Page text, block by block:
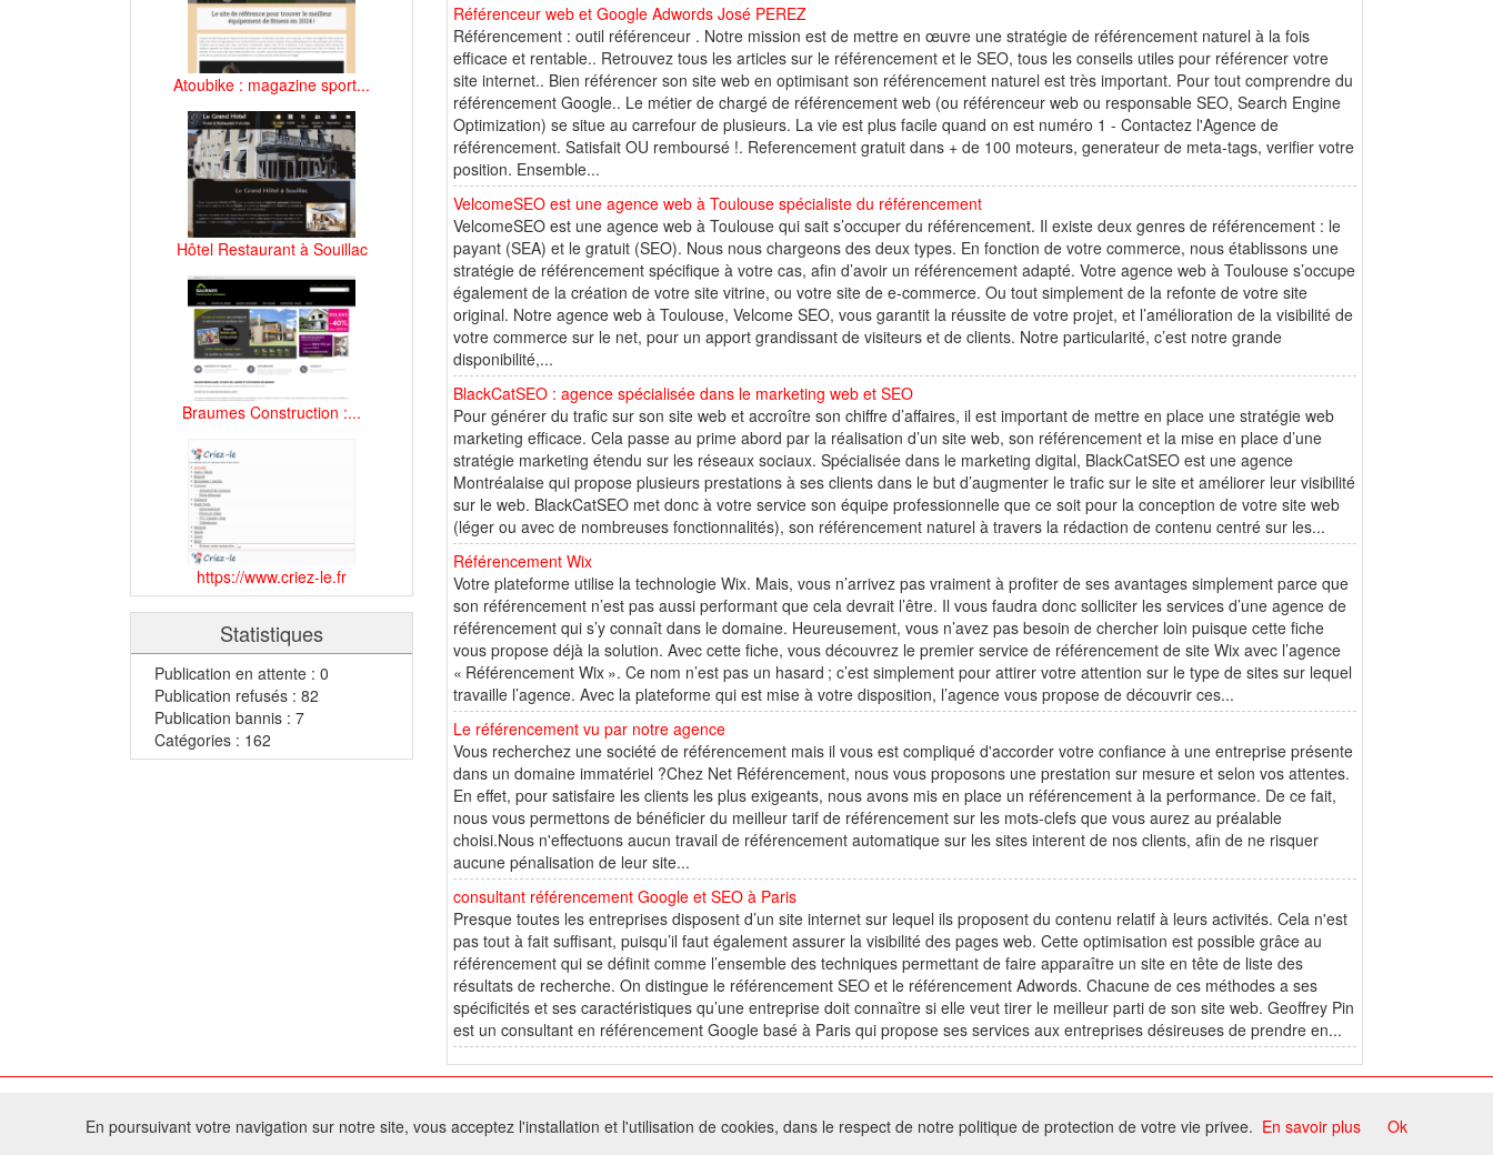
Atoubike : magazine sport...
Hôtel Restaurant à Souillac
Braumes Construction :...
https://www.criez-le.fr
Statistiques
Publication en attente : 0
Publication refusés : 82
Publication bannis : 7
Catégories : 162
Référenceur web et Google Adwords José PEREZ
Référencement : outil référenceur . Notre mission est de mettre en œuvre une stratégie de référencement naturel à la fois
efficace et rentable.. Retrouvez tous les articles sur le référencement et le SEO, tous les conseils utiles pour référencer votre
site internet.. Bien référencer son site web en optimisant son référencement naturel est très important. Pour tout comprendre du
référencement Google.. Le métier de chargé de référencement web (ou référenceur web ou responsable SEO, Search Engine
Optimization) se situe au carrefour de plusieurs. La vie est plus facile quand on est numéro 1 - Contactez l'Agence de
référencement. Satisfait OU remboursé !. Referencement gratuit dans + de 100 moteurs, generateur de meta-tags, verifier votre
position. Ensemble...
VelcomeSEO est une agence web à Toulouse spécialiste du référencement
VelcomeSEO est une agence web à Toulouse qui sait s’occuper du référencement. Il existe deux genres de référencement : le
payant (SEA) et le gratuit (SEO). Nous nous chargeons des deux types. En fonction de votre commerce, nous établissons une
stratégie de référencement spécifique à votre cas, afin d’avoir un référencement adapté. Votre agence web à Toulouse s’occupe
également de la création de votre site vitrine, ou votre site de e-commerce. Ou tout simplement de la refonte de votre site
original. Notre agence web à Toulouse, Velcome SEO, vous garantit la réussite de votre projet, et l’amélioration de la visibilité de
votre commerce sur le net, pour un apport grandissant de visiteurs et de clients. Notre particularité, c’est notre grande
disponibilité,...
BlackCatSEO : agence spécialisée dans le marketing web et SEO
Pour générer du trafic sur son site web et accroître son chiffre d’affaires, il est important de mettre en place une stratégie web
marketing efficace. Cela passe au prime abord par la réalisation d’un site web, son référencement et la mise en place d’une
stratégie marketing étendu sur les réseaux sociaux. Spécialisée dans le marketing digital, BlackCatSEO est une agence
Montréalaise qui propose plusieurs prestations à ses clients dans le but d’augmenter le trafic sur le site et améliorer leur visibilité
sur le web. BlackCatSEO met donc à votre service son équipe professionnelle que ce soit pour la conception de votre site web
(léger ou avec de nombreuses fonctionnalités), son référencement naturel à travers la rédaction de contenu centré sur les...
Référencement Wix
Votre plateforme utilise la technologie Wix. Mais, vous n’arrivez pas vraiment à profiter de ses avantages simplement parce que
son référencement n’est pas aussi performant que cela devrait l’être. Il vous faudra donc solliciter les services d’une agence de
référencement qui s’y connaît dans le domaine. Heureusement, vous n’avez pas besoin de chercher loin puisque cette fiche
vous propose déjà la solution. Avec cette fiche, vous découvrez le premier service de référencement de site Wix avec l’agence
« Référencement Wix ». Ce nom n’est pas un hasard ; c’est simplement pour attirer votre attention sur le type de sites sur lequel
travaille l’agence. Avec la plateforme qui est mise à votre disposition, l’agence vous propose de découvrir ces...
Le référencement vu par notre agence
Vous recherchez une société de référencement mais il vous est compliqué d'accorder votre confiance à une entreprise présente
dans un domaine immatériel ?Chez Net Référencement, nous vous proposons une prestation sur mesure et selon vos attentes.
En effet, pour satisfaire les clients les plus exigeants, nous avons mis en place un référencement à la performance. De ce fait,
nous vous permettons de bénéficier du meilleur tarif de référencement sur les mots-clefs que vous aurez au préalable
choisi.Nous n'effectuons aucun travail de référencement automatique sur les sites interent de nos clients, afin de ne risquer
aucune pénalisation de leur site...
consultant référencement Google et SEO à Paris
Presque toutes les entreprises disposent d’un site internet sur lequel ils proposent du contenu relatif à leurs activités. Cela n'est
pas tout à fait suffisant, puisqu’il faut également assurer la visibilité des pages web. Cette optimisation est possible grâce au
référencement qui se définit comme l’ensemble des techniques permettant de faire apparaître un site en tête de liste des
résultats de recherche. On distingue le référencement SEO et le référencement Adwords. Chacune de ces méthodes a ses
spécificités et ses caractéristiques qu’une entreprise doit connaître si elle veut tirer le meilleur parti de son site web. Geoffrey Pin
est un consultant en référencement Google basé à Paris qui propose ses services aux entreprises désireuses de prendre en...
Tous droits réservés - Toute reproduction du contenu de ce site, même partielle, est interdite sans accord du propriétaire.
En poursuivant votre navigation sur notre site, vous acceptez l'installation et l'utilisation de cookies, dans le respect de notre politique de protection de votre vie privee. En savoir plus Ok